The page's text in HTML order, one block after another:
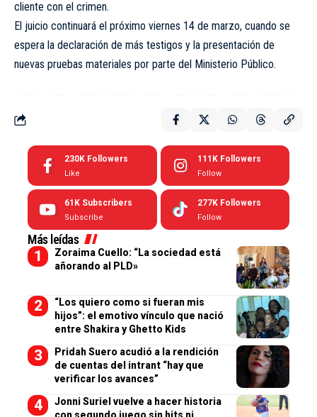
cliente con el crimen.
El juicio continuará el próximo viernes 14 de marzo, cuando se
espera la declaración de más testigos y la presentación de
nuevas pruebas materiales por parte del Ministerio Público.
230K Followers
Like
111K Followers
Follow
61K Subscribers
Subscribe
277K Followers
Follow
Más leídas
Zoraima Cuello: “La sociedad está
añorando al PLD»
“Los quiero como si fueran mis
hijos”: el emotivo vínculo que nació
entre Shakira y Ghetto Kids
Pridah Suero acudió a la rendición
de cuentas del intrant “hay que
verificar los avances”
Jonni Suriel vuelve a hacer historia